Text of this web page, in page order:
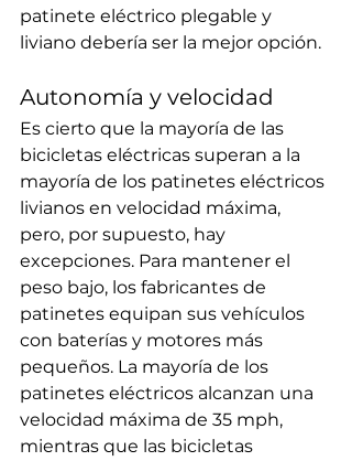
patinete eléctrico plegable y
liviano debería ser la mejor opción.
Autonomía y velocidad
Es cierto que la mayoría de las
bicicletas eléctricas superan a la
mayoría de los patinetes eléctricos
livianos en velocidad máxima,
pero, por supuesto, hay
excepciones. Para mantener el
peso bajo, los fabricantes de
patinetes equipan sus vehículos
con baterías y motores más
pequeños. La mayoría de los
patinetes eléctricos alcanzan una
velocidad máxima de 35 mph,
mientras que las bicicletas